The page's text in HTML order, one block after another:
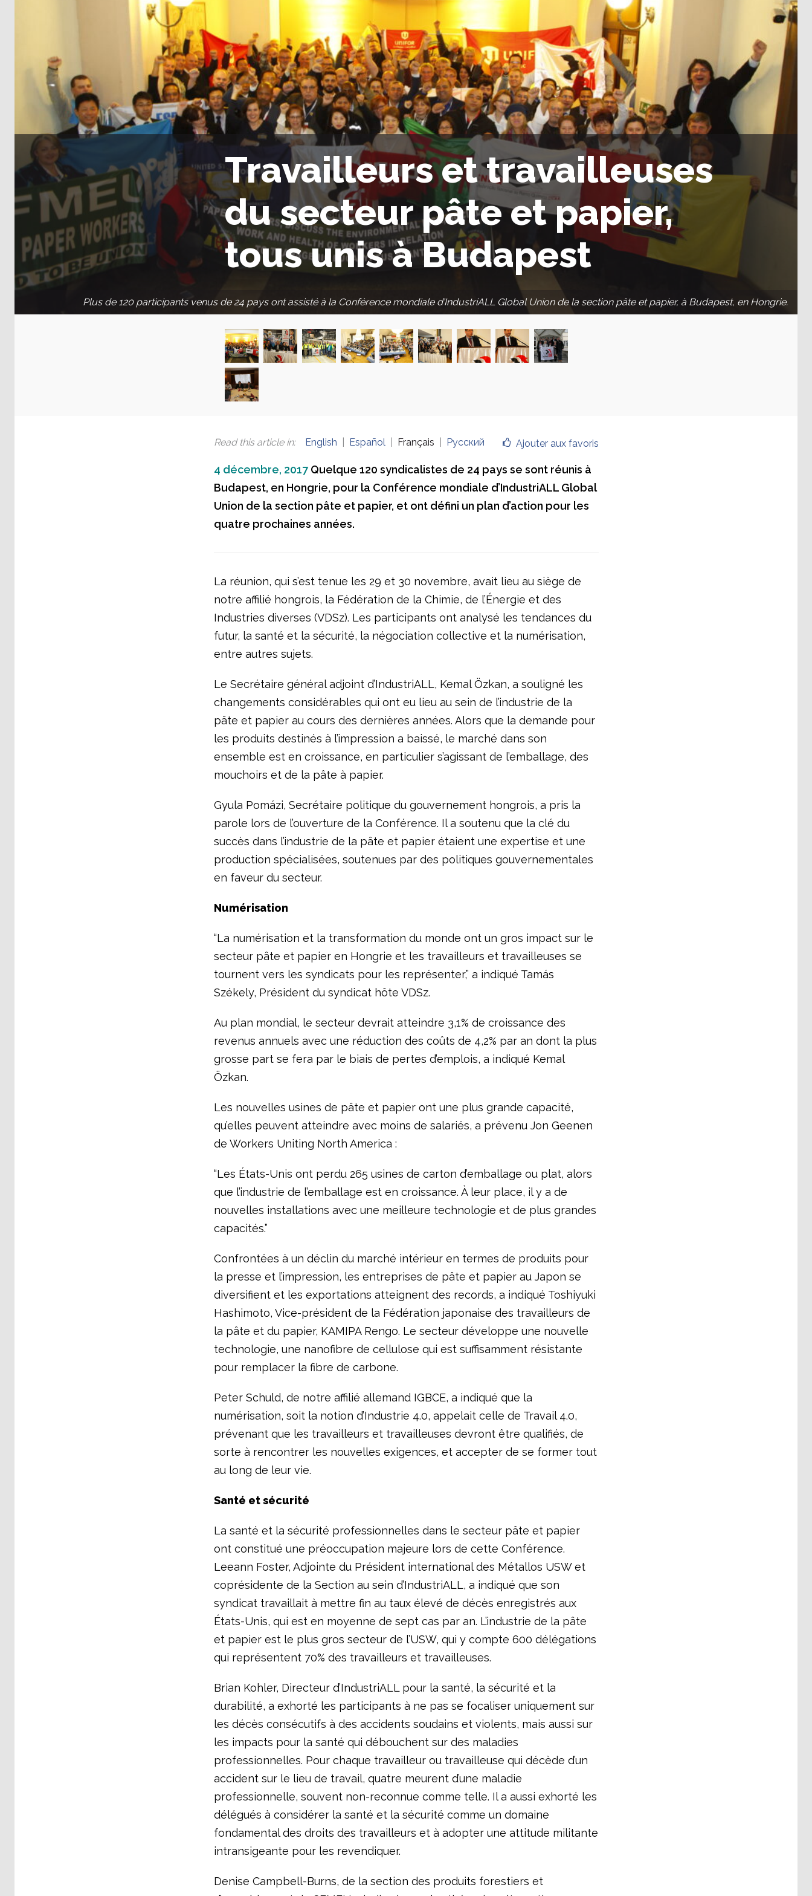
Travailleurs et travailleuses
du secteur pâte et papier,
tous unis à Budapest
Plus de 120 participants venus de 24 pays ont assisté à la Conférence mondiale d’IndustriALL Global Union de la section pâte et papier, à Budapest, en Hongrie.
Ajouter aux favoris
Read this article in: English Español Français Русский
4 décembre, 2017 Quelque 120 syndicalistes de 24 pays se sont réunis à
Budapest, en Hongrie, pour la Conférence mondiale d’IndustriALL Global
Union de la section pâte et papier, et ont défini un plan d’action pour les
quatre prochaines années.
La réunion, qui s’est tenue les 29 et 30 novembre, avait lieu au siège de
notre affilié hongrois, la Fédération de la Chimie, de l’Énergie et des
Industries diverses (VDSz). Les participants ont analysé les tendances du
futur, la santé et la sécurité, la négociation collective et la numérisation,
entre autres sujets.
Le Secrétaire général adjoint d’IndustriALL, Kemal Özkan, a souligné les
changements considérables qui ont eu lieu au sein de l’industrie de la
pâte et papier au cours des dernières années. Alors que la demande pour
les produits destinés à l’impression a baissé, le marché dans son
ensemble est en croissance, en particulier s’agissant de l’emballage, des
mouchoirs et de la pâte à papier.
Gyula Pomázi, Secrétaire politique du gouvernement hongrois, a pris la
parole lors de l’ouverture de la Conférence. Il a soutenu que la clé du
succès dans l’industrie de la pâte et papier étaient une expertise et une
production spécialisées, soutenues par des politiques gouvernementales
en faveur du secteur.
Numérisation
“La numérisation et la transformation du monde ont un gros impact sur le
secteur pâte et papier en Hongrie et les travailleurs et travailleuses se
tournent vers les syndicats pour les représenter,” a indiqué Tamás
Székely, Président du syndicat hôte VDSz.
Au plan mondial, le secteur devrait atteindre 3,1% de croissance des
revenus annuels avec une réduction des coûts de 4,2% par an dont la plus
grosse part se fera par le biais de pertes d’emplois, a indiqué Kemal
Özkan.
Les nouvelles usines de pâte et papier ont une plus grande capacité,
qu’elles peuvent atteindre avec moins de salariés, a prévenu Jon Geenen
de Workers Uniting North America :
“Les États-Unis ont perdu 265 usines de carton d’emballage ou plat, alors
que l’industrie de l’emballage est en croissance. À leur place, il y a de
nouvelles installations avec une meilleure technologie et de plus grandes
capacités.”
Confrontées à un déclin du marché intérieur en termes de produits pour
la presse et l’impression, les entreprises de pâte et papier au Japon se
diversifient et les exportations atteignent des records, a indiqué Toshiyuki
Hashimoto, Vice-président de la Fédération japonaise des travailleurs de
la pâte et du papier, KAMIPA Rengo. Le secteur développe une nouvelle
technologie, une nanofibre de cellulose qui est suffisamment résistante
pour remplacer la fibre de carbone.
Peter Schuld, de notre affilié allemand IGBCE, a indiqué que la
numérisation, soit la notion d’Industrie 4.0, appelait celle de Travail 4.0,
prévenant que les travailleurs et travailleuses devront être qualifiés, de
sorte à rencontrer les nouvelles exigences, et accepter de se former tout
au long de leur vie.
Santé et sécurité
La santé et la sécurité professionnelles dans le secteur pâte et papier
ont constitué une préoccupation majeure lors de cette Conférence.
Leeann Foster, Adjointe du Président international des Métallos USW et
coprésidente de la Section au sein d’IndustriALL, a indiqué que son
syndicat travaillait à mettre fin au taux élevé de décès enregistrés aux
États-Unis, qui est en moyenne de sept cas par an. L’industrie de la pâte
et papier est le plus gros secteur de l’USW, qui y compte 600 délégations
qui représentent 70% des travailleurs et travailleuses.
Brian Kohler, Directeur d’IndustriALL pour la santé, la sécurité et la
durabilité, a exhorté les participants à ne pas se focaliser uniquement sur
les décès consécutifs à des accidents soudains et violents, mais aussi sur
les impacts pour la santé qui débouchent sur des maladies
professionnelles. Pour chaque travailleur ou travailleuse qui décède d’un
accident sur le lieu de travail, quatre meurent d’une maladie
professionnelle, souvent non-reconnue comme telle. Il a aussi exhorté les
délégués à considérer la santé et la sécurité comme un domaine
fondamental des droits des travailleurs et à adopter une attitude militante
intransigeante pour les revendiquer.
Denise Campbell-Burns, de la section des produits forestiers et